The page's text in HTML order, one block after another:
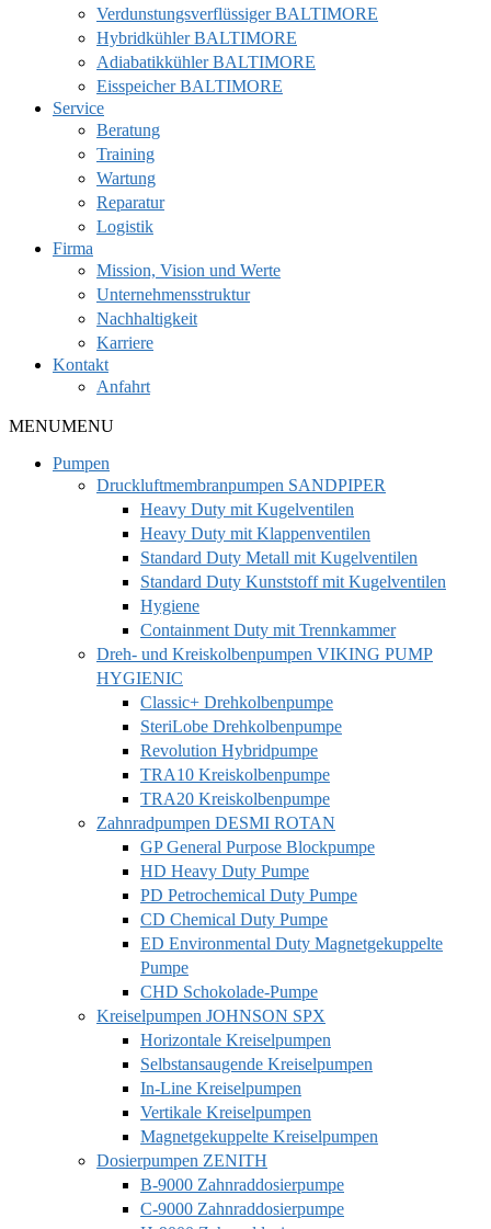
Verdunstungsverflüssiger BALTIMORE
Hybridkühler BALTIMORE
Adiabatikkühler BALTIMORE
Eisspeicher BALTIMORE
Service
Beratung
Training
Wartung
Reparatur
Logistik
Firma
Mission, Vision und Werte
Unternehmensstruktur
Nachhaltigkeit
Karriere
Kontakt
Anfahrt
MENUMENU
Pumpen
Druckluftmembranpumpen SANDPIPER
Heavy Duty mit Kugelventilen
Heavy Duty mit Klappenventilen
Standard Duty Metall mit Kugelventilen
Standard Duty Kunststoff mit Kugelventilen
Hygiene
Containment Duty mit Trennkammer
Dreh- und Kreiskolbenpumpen VIKING PUMP
HYGIENIC
Classic+ Drehkolbenpumpe
SteriLobe Drehkolbenpumpe
Revolution Hybridpumpe
TRA10 Kreiskolbenpumpe
TRA20 Kreiskolbenpumpe
Zahnradpumpen DESMI ROTAN
GP General Purpose Blockpumpe
HD Heavy Duty Pumpe
PD Petrochemical Duty Pumpe
CD Chemical Duty Pumpe
ED Environmental Duty Magnetgekuppelte
Pumpe
CHD Schokolade-Pumpe
Kreiselpumpen JOHNSON SPX
Horizontale Kreiselpumpen
Selbstansaugende Kreiselpumpen
In-Line Kreiselpumpen
Vertikale Kreiselpumpen
Magnetgekuppelte Kreiselpumpen
Dosierpumpen ZENITH
B-9000 Zahnraddosierpumpe
C-9000 Zahnraddosierpumpe